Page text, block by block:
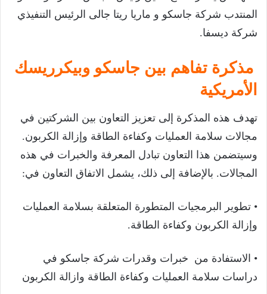
المنتدب شركة جاسكو و ماريا ريتا جالى الرئيس التنفيذي
شركة ديسفا.
مذكرة تفاهم بين جاسكو وبيكرريسك
الأمريكية
تهدف هذه المذكرة إلى تعزيز التعاون بين الشركتين في
مجالات سلامة العمليات وكفاءة الطاقة وإزالة الكربون.
وسيتضمن هذا التعاون تبادل المعرفة والخبرات في هذه
المجالات. بالإضافة إلى ذلك، يشمل الاتفاق التعاون في:
• تطوير البرمجيات المتطورة المتعلقة بسلامة العمليات
وإزالة الكربون وكفاءة الطاقة.
• الاستفادة من خبرات وقدرات شركة جاسكو في
دراسات سلامة العمليات وكفاءة الطاقة وازالة الكربون